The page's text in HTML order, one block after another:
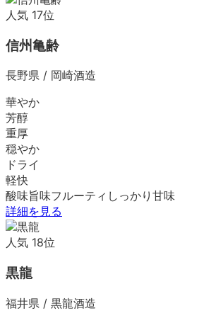
人気 17位
信州亀齢
長野県 / 岡崎酒造
華やか
芳醇
重厚
穏やか
ドライ
軽快
酸味旨味フルーティ しっかり 甘味
詳細を見る
人気 18位
黒龍
福井県 / 黒龍酒造